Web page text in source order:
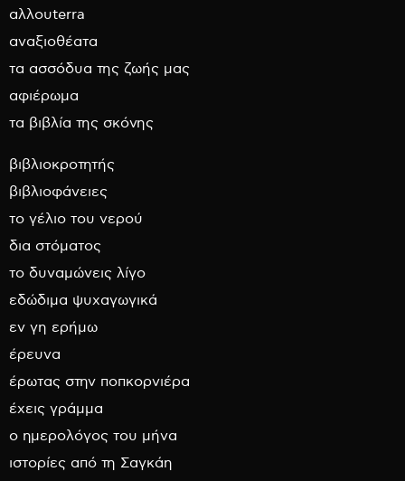
αλλουterra
αναξιοθέατα
τα ασσόδυα της ζωής μας
αφιέρωμα
τα βιβλία της σκόνης
βιβλιοκροτητής
βιβλιοφάνειες
το γέλιο του νερού
δια στόματος
το δυναμώνεις λίγο
εδώδιμα ψυχαγωγικά
εν γη ερήμω
έρευνα
έρωτας στην ποπκορνιέρα
έχεις γράμμα
ο ημερολόγος του μήνα
ιστορίες από τη Σαγκάη